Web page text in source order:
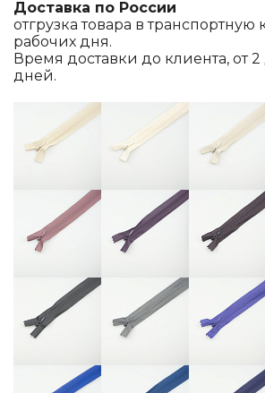
Доставка по России
отгрузка товара в транспортную
рабочих дня.
Время доставки до клиента, от 2
дней.